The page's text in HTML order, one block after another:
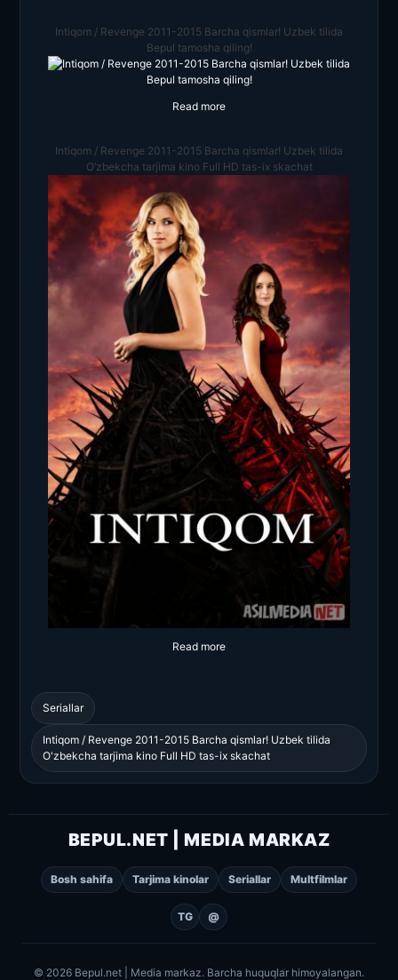
Intiqom / Revenge 2011-2015 Barcha qismlar! Uzbek tilida
Bepul tamosha qiling!
Read more
Intiqom / Revenge 2011-2015 Barcha qismlar! Uzbek tilida
O’zbekcha tarjima kino Full HD tas-ix skachat
Read more
Seriallar
Intiqom / Revenge 2011-2015 Barcha qismlar! Uzbek tilida
O'zbekcha tarjima kino Full HD tas-ix skachat
BEPUL.NET | MEDIA MARKAZ
Bosh sahifa Tarjima kinolar Seriallar Multfilmlar
TG @
© 2026 Bepul.net | Media markaz. Barcha huquqlar himoyalangan.